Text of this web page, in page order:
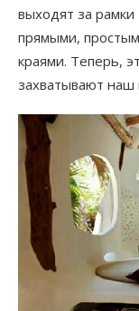
выходят за
прямыми,
краями. Теперь,
захватывают наш